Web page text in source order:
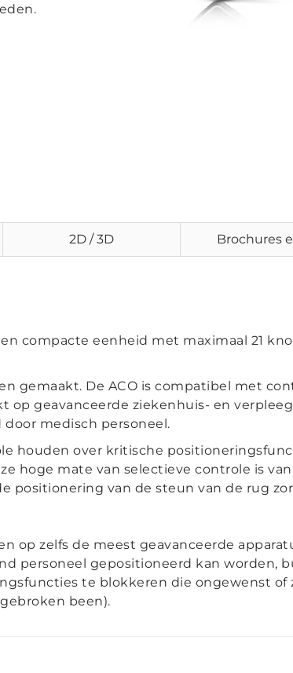
2D / 3D Brochures
compacte eenheid met maximaal 21
gemaakt. De ACO is compatibel met
op geavanceerde ziekenhuis- en
medisch personeel.
houden over kritische
hoge mate van selectieve controle is
positionering van de steun van de rug
op zelfs de meest geavanceerde
personeel gepositioneerd kan worden,
te blokkeren die ongewenst of
been).